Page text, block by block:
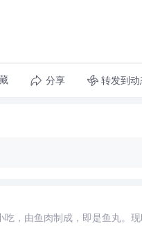
分享 转发到动
，由鱼肉制成，即是鱼丸。